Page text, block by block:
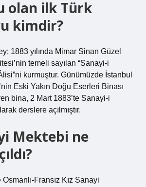
olan ilk Türk
kimdir?
1883 yılında Mimar Sinan Güzel
temeli sayılan “Sanayi-i
kurmuştur. Günümüzde İstanbul
Eski Yakın Doğu Eserleri Binası
bina, 2 Mart 1883’te Sanayi-i
derslere açılmıştır.
Mektebi ne
Fransız Kız Sanayi